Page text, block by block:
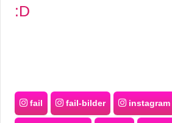
:D
fail fail-bilder instagram